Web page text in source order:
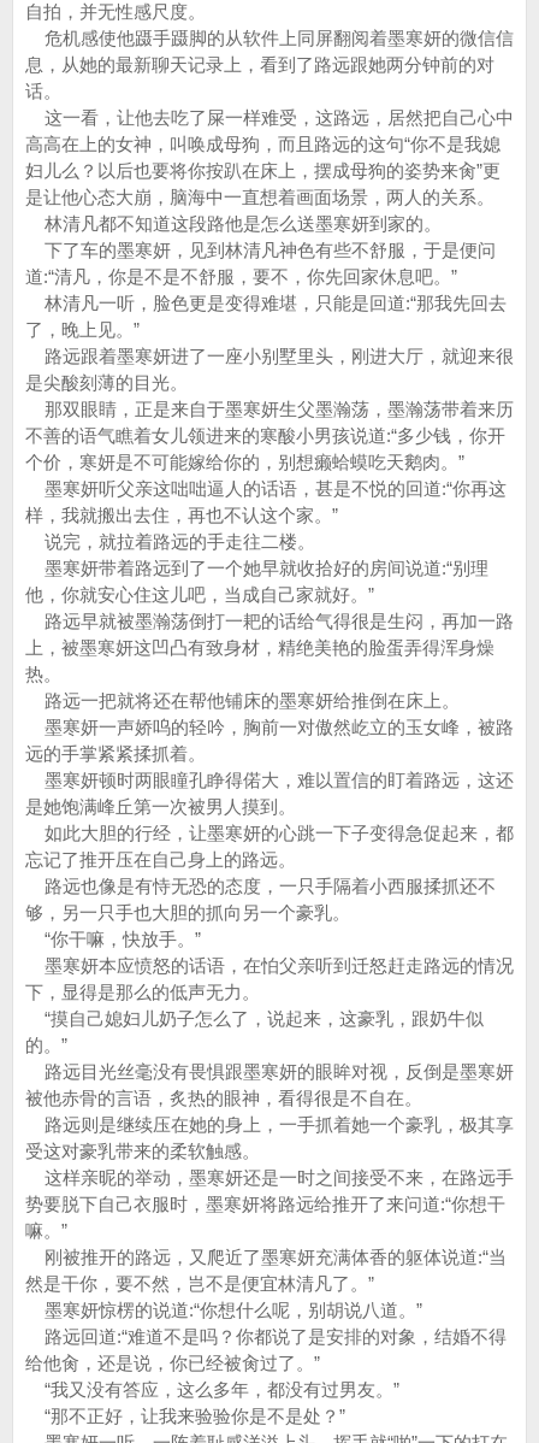
自拍，并无性感尺度。
危机感使他蹑手蹑脚的从软件上同屏翻阅着墨寒妍的微信信
息，从她的最新聊天记录上，看到了路远跟她两分钟前的对
话。
这一看，让他去吃了屎一样难受，这路远，居然把自己心中
高高在上的女神，叫唤成母狗，而且路远的这句“你不是我媳
妇儿么？以后也要将你按趴在床上，摆成母狗的姿势来肏”更
是让他心态大崩，脑海中一直想着画面场景，两人的关系。
林清凡都不知道这段路他是怎么送墨寒妍到家的。
下了车的墨寒妍，见到林清凡神色有些不舒服，于是便问
道:“清凡，你是不是不舒服，要不，你先回家休息吧。”
林清凡一听，脸色更是变得难堪，只能是回道:“那我先回去
了，晚上见。”
路远跟着墨寒妍进了一座小别墅里头，刚进大厅，就迎来很
是尖酸刻薄的目光。
那双眼睛，正是来自于墨寒妍生父墨瀚荡，墨瀚荡带着来历
不善的语气瞧着女儿领进来的寒酸小男孩说道:“多少钱，你开
个价，寒妍是不可能嫁给你的，别想癞蛤蟆吃天鹅肉。”
墨寒妍听父亲这咄咄逼人的话语，甚是不悦的回道:“你再这
样，我就搬出去住，再也不认这个家。”
说完，就拉着路远的手走往二楼。
墨寒妍带着路远到了一个她早就收拾好的房间说道:“别理
他，你就安心住这儿吧，当成自己家就好。”
路远早就被墨瀚荡倒打一耙的话给气得很是生闷，再加一路
上，被墨寒妍这凹凸有致身材，精绝美艳的脸蛋弄得浑身燥
热。
路远一把就将还在帮他铺床的墨寒妍给推倒在床上。
墨寒妍一声娇呜的轻吟，胸前一对傲然屹立的玉女峰，被路
远的手掌紧紧揉抓着。
墨寒妍顿时两眼瞳孔睁得偌大，难以置信的盯着路远，这还
是她饱满峰丘第一次被男人摸到。
如此大胆的行经，让墨寒妍的心跳一下子变得急促起来，都
忘记了推开压在自己身上的路远。
路远也像是有恃无恐的态度，一只手隔着小西服揉抓还不
够，另一只手也大胆的抓向另一个豪乳。
“你干嘛，快放手。”
墨寒妍本应愤怒的话语，在怕父亲听到迁怒赶走路远的情况
下，显得是那么的低声无力。
“摸自己媳妇儿奶子怎么了，说起来，这豪乳，跟奶牛似
的。”
路远目光丝毫没有畏惧跟墨寒妍的眼眸对视，反倒是墨寒妍
被他赤骨的言语，炙热的眼神，看得很是不自在。
路远则是继续压在她的身上，一手抓着她一个豪乳，极其享
受这对豪乳带来的柔软触感。
这样亲昵的举动，墨寒妍还是一时之间接受不来，在路远手
势要脱下自己衣服时，墨寒妍将路远给推开了来问道:“你想干
嘛。”
刚被推开的路远，又爬近了墨寒妍充满体香的躯体说道:“当
然是干你，要不然，岂不是便宜林清凡了。”
墨寒妍惊楞的说道:“你想什么呢，别胡说八道。”
路远回道:“难道不是吗？你都说了是安排的对象，结婚不得
给他肏，还是说，你已经被肏过了。”
“我又没有答应，这么多年，都没有过男友。”
“那不正好，让我来验验你是不是处？”